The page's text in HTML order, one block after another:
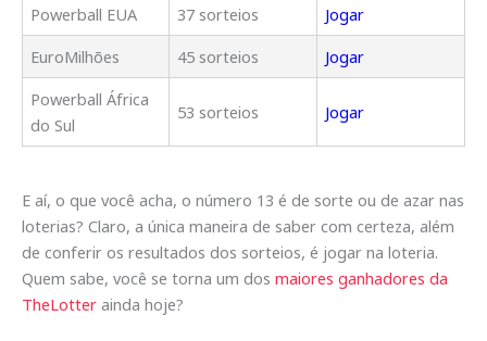
Powerball EUA 37 sorteios
Jogar
EuroMilhões
45 sorteios
Jogar
Powerball África
do Sul
53 sorteios Jogar
E aí, o que você acha, o número 13 é de sorte ou de azar nas
loterias? Claro, a única maneira de saber com certeza, além
de conferir os resultados dos sorteios, é jogar na loteria.
Quem sabe, você se torna um dos maiores ganhadores da
TheLotter ainda hoje?